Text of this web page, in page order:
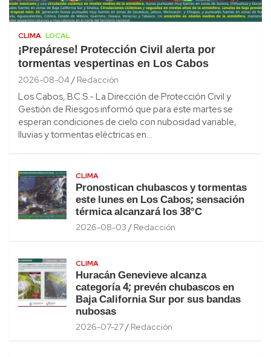
CLIMA LOCAL
¡Prepárese! Protección Civil alerta por
tormentas vespertinas en Los Cabos
2026-08-04 Redacción
Los Cabos, B.C.S.- La Dirección de Protección Civil y
Gestión de Riesgos informó que para este martes se
esperan condiciones de cielo con nubosidad variable,
lluvias y tormentas eléctricas en…
CLIMA
Pronostican chubascos y tormentas
este lunes en Los Cabos; sensación
térmica alcanzará los 38°C
2026-08-03 Redacción
CLIMA
Huracán Genevieve alcanza
categoría 4; prevén chubascos en
Baja California Sur por sus bandas
nubosas
2026-07-27 Redacción